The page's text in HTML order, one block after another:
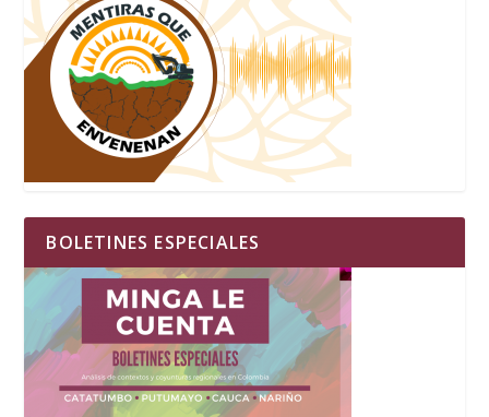
BOLETINES ESPECIALES